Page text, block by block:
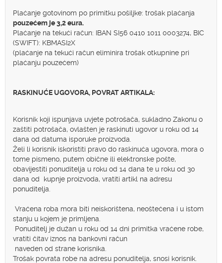
Plaćanje gotovinom po primitku pošiljke: trošak plaćanja
pouzećem je 3,2 eura.
Plaćanje na tekući račun: IBAN SI56 0410 1011 0003274, BIC
(SWIFT): KBMASI2X
(plaćanje na tekući račun eliminira trošak otkupnine pri
plaćanju pouzećem)
RASKINUĆE UGOVORA, POVRAT ARTIKALA:
Korisnik koji ispunjava uvjete potrošača, sukladno Zakonu o
zaštiti potrošača, ovlašten je raskinuti ugovor u roku od 14
dana od datuma isporuke proizvoda.
Želi li korisnik iskoristiti pravo do raskinuća ugovora, mora o
tome pismeno, putem obične ili elektronske pošte,
obavijestiti ponuditelja u roku od 14 dana te u roku od 30
dana od kupnje proizvoda, vratiti artikl na adresu
ponuditelja.
Vraćena roba mora biti neiskorištena, neoštećena i u istom
stanju u kojem je primljena.
Ponuditelj je dužan u roku od 14 dni primitka vraćene robe,
vratiti čitav iznos na bankovni račun
naveden od strane korisnika.
Trošak povrata robe na adresu ponuditelja, snosi korisnik.